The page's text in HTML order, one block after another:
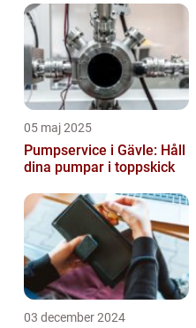
05 maj 2025
Pumpservice i Gävle: Håll
dina pumpar i toppskick
03 december 2024